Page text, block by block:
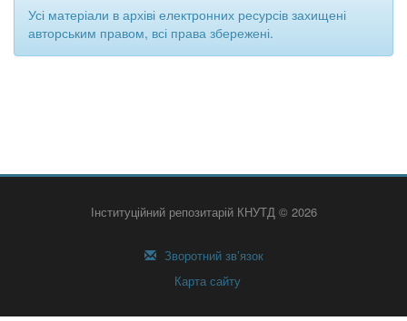
Усі матеріали в архіві електронних ресурсів захищені
авторським правом, всі права збережені.
Інституційний репозитарій КНУТД © 2026
Зворотний зв’язок
Карта сайту